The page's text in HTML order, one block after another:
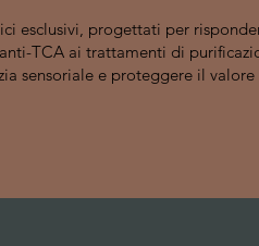
esclusivi, progettati per
TCA ai trattamenti di
sensoriale e proteggere il